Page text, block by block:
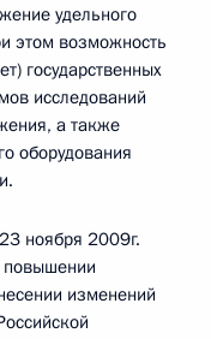
удельного
этом возможность
государственных
исследований
а также
оборудования
ноября 2009г.
изменений